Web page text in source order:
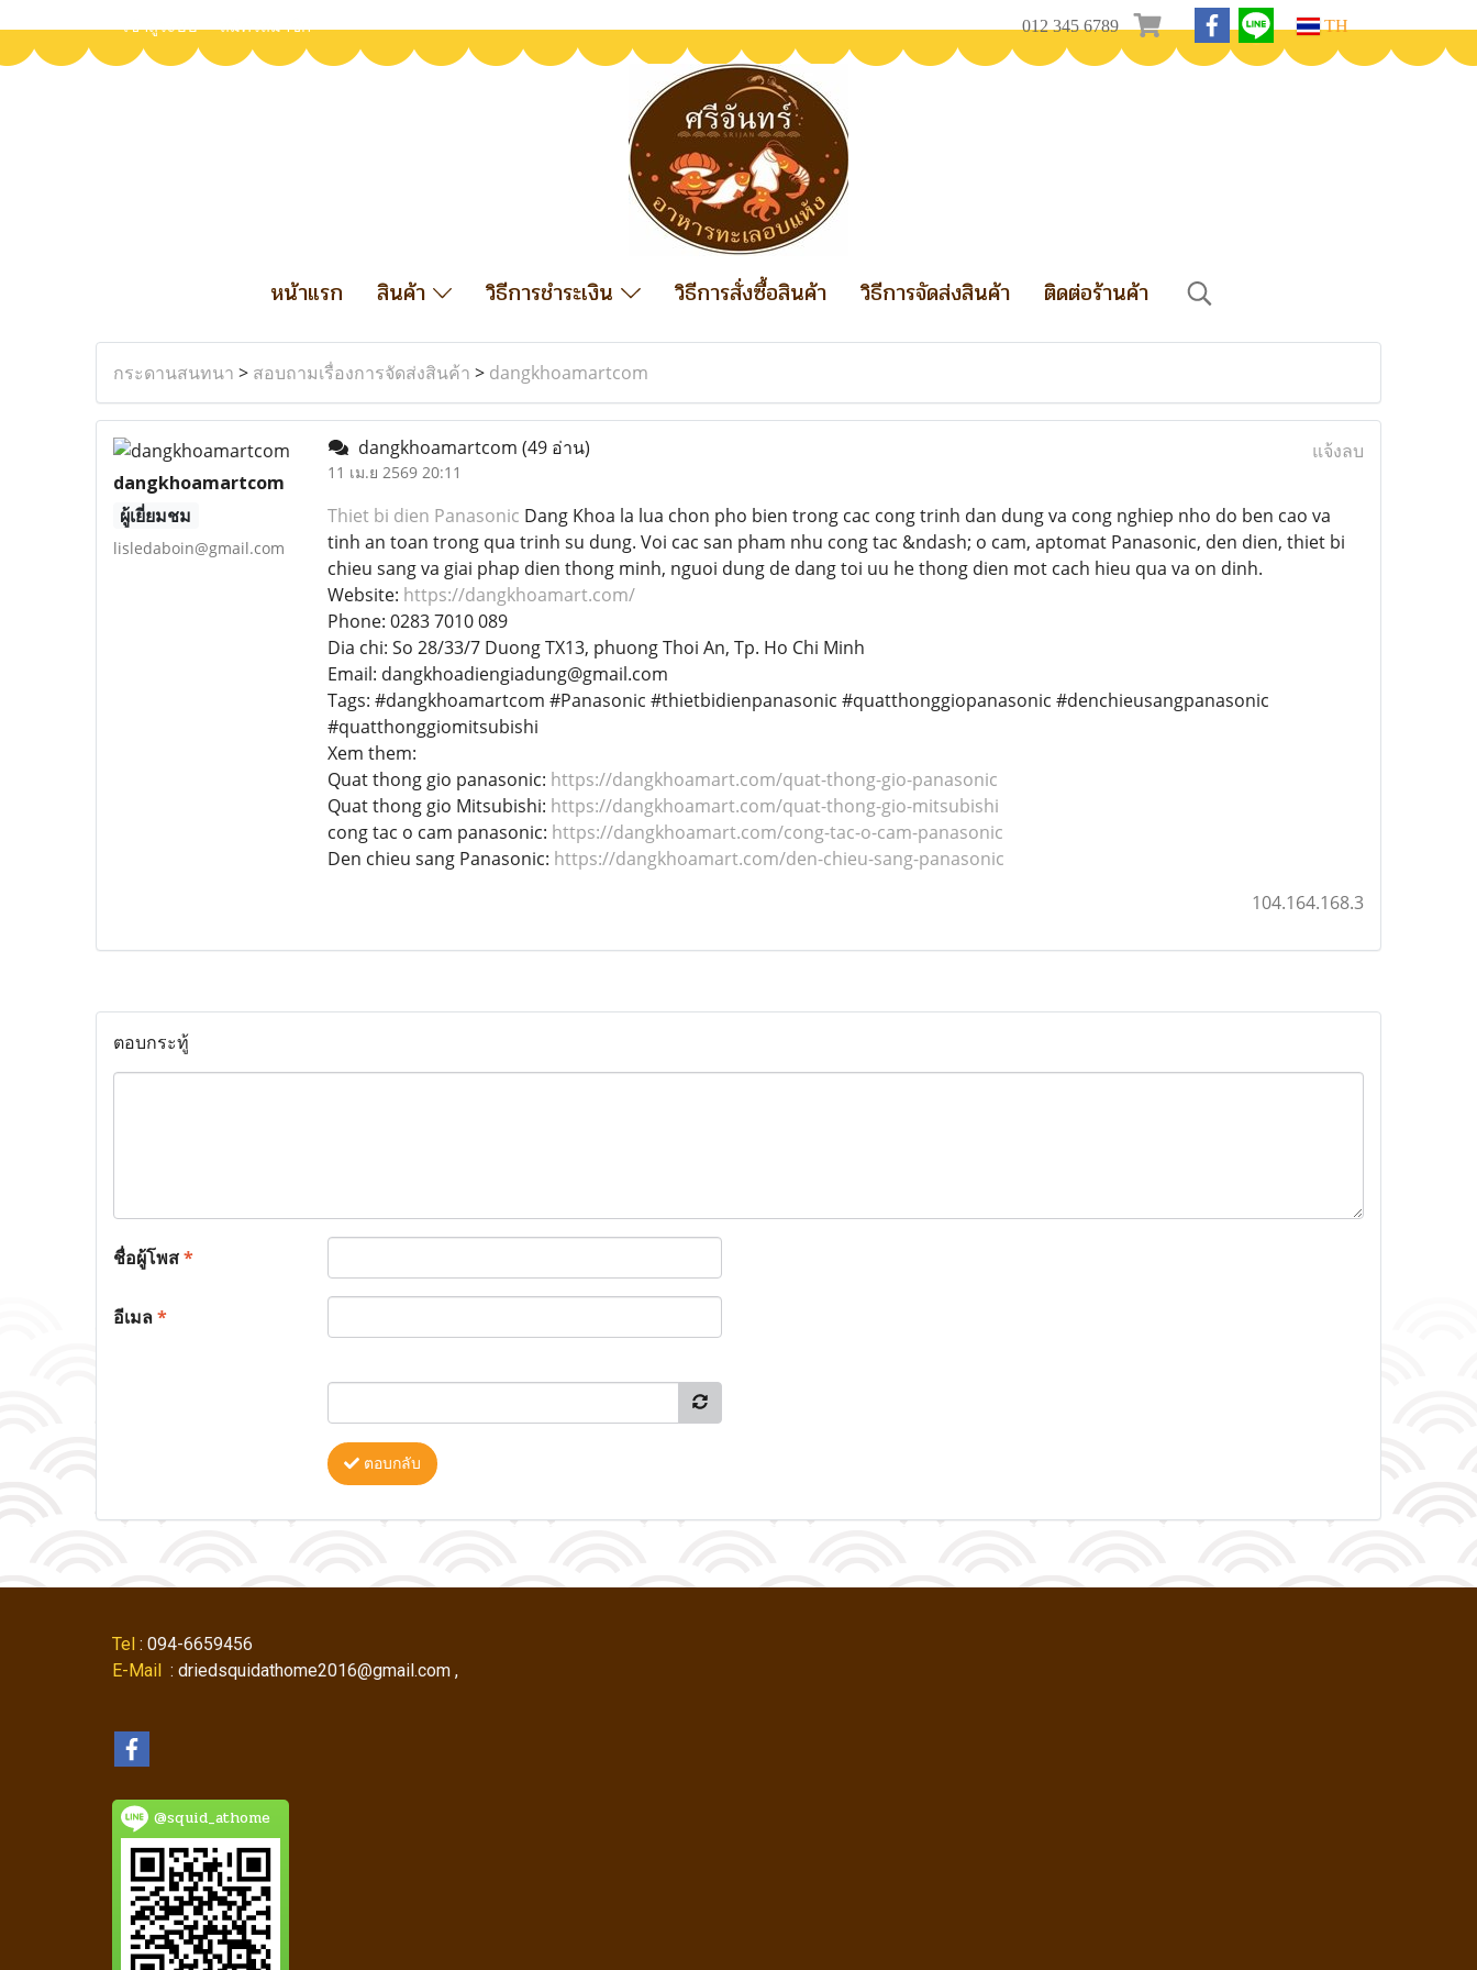
เข้าสู่ระบบ สมัครสมาชิก 012 345 6789 TH
หน้าแรก สินค้า วิธีการชำระเงิน วิธีการสั่งซื้อสินค้า วิธีการจัดส่งสินค้า ติดต่อร้านค้า
กระดานสนทนา > สอบถามเรื่องการจัดส่งสินค้า > dangkhoamartcom
dangkhoamartcom
ผู้เยี่ยมชม
lisledaboin@gmail.com
dangkhoamartcom (49 อ่าน)
11 เม.ย 2569 20:11
แจ้งลบ
Thiet bi dien Panasonic Dang Khoa la lua chon pho bien trong cac cong trinh dan dung va cong nghiep nho do ben cao va
tinh an toan trong qua trinh su dung. Voi cac san pham nhu cong tac &ndash; o cam, aptomat Panasonic, den dien, thiet bi
chieu sang va giai phap dien thong minh, nguoi dung de dang toi uu he thong dien mot cach hieu qua va on dinh.
Website: https://dangkhoamart.com/
Phone: 0283 7010 089
Dia chi: So 28/33/7 Duong TX13, phuong Thoi An, Tp. Ho Chi Minh
Email: dangkhoadiengiadung@gmail.com
Tags: #dangkhoamartcom #Panasonic #thietbidienpanasonic #quatthonggiopanasonic #denchieusangpanasonic
#quatthonggiomitsubishi
Xem them:
Quat thong gio panasonic: https://dangkhoamart.com/quat-thong-gio-panasonic
Quat thong gio Mitsubishi: https://dangkhoamart.com/quat-thong-gio-mitsubishi
cong tac o cam panasonic: https://dangkhoamart.com/cong-tac-o-cam-panasonic
Den chieu sang Panasonic: https://dangkhoamart.com/den-chieu-sang-panasonic
104.164.168.3
ตอบกระทู้
ชื่อผู้โพส*
อีเมล*
ตอบกลับ
Tel : 094-6659456
E-Mail : driedsquidathome2016@gmail.com ,
@squid_athome